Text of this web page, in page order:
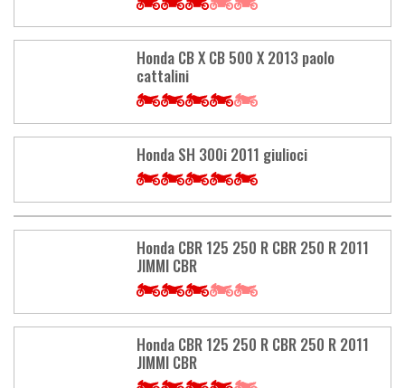
Honda CB X CB 500 X 2013 paolo
cattalini
Honda SH 300i 2011 giulioci
Honda CBR 125 250 R CBR 250 R 2011
JIMMI CBR
Honda CBR 125 250 R CBR 250 R 2011
JIMMI CBR